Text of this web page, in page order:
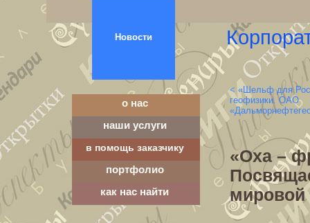
о нас
наши услуги
в помощь заказчику
портфолио
как нас найти
< «Шельф для
геофизики. ОАО
«Оха –
Новости